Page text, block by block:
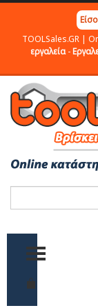
TOOLSales.GR |
εργαλεία-